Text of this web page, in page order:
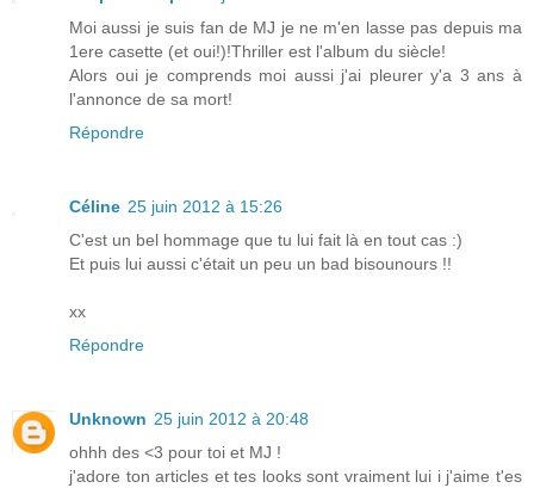
Moi aussi je suis fan de MJ je ne m'en lasse pas depuis ma
1ere casette (et oui!)!Thriller est l'album du siècle!
Alors oui je comprends moi aussi j'ai pleurer y'a 3 ans à
l'annonce de sa mort!
Répondre
Céline 25 juin 2012 à 15:26
C'est un bel hommage que tu lui fait là en tout cas :)
Et puis lui aussi c'était un peu un bad bisounours !!
xx
Répondre
Unknown 25 juin 2012 à 20:48
ohhh des <3 pour toi et MJ !
j'adore ton articles et tes looks sont vraiment lui i j'aime t'es